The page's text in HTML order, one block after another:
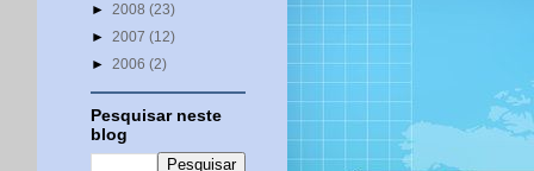
► 2008 (23)
► 2007 (12)
► 2006 (2)
Pesquisar neste
blog